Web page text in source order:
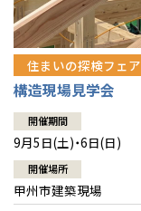
住まいの探検フェア
構造現場見学会
開催期間
9月5日(土)・6日(日)
開催場所
甲州市建築現場